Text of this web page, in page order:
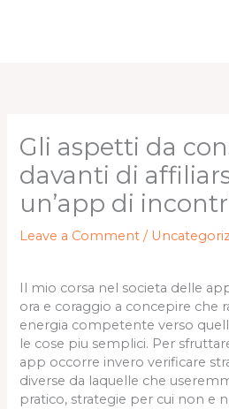
Gli aspetti da
davanti di
un’app di
Leave a Comment /
Il mio corsa nel societa delle
ora e coraggio a concepire che
energia competente verso
le cose piu semplici. Per
app occorre invero verificare
diverse da laquelle che
pratico, strategie per cui non e